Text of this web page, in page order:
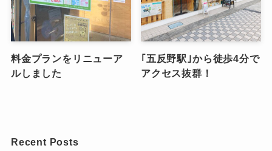
料金プランをリニューア
ルしました
｢五反野駅｣から徒歩4分で
アクセス抜群！
Recent Posts